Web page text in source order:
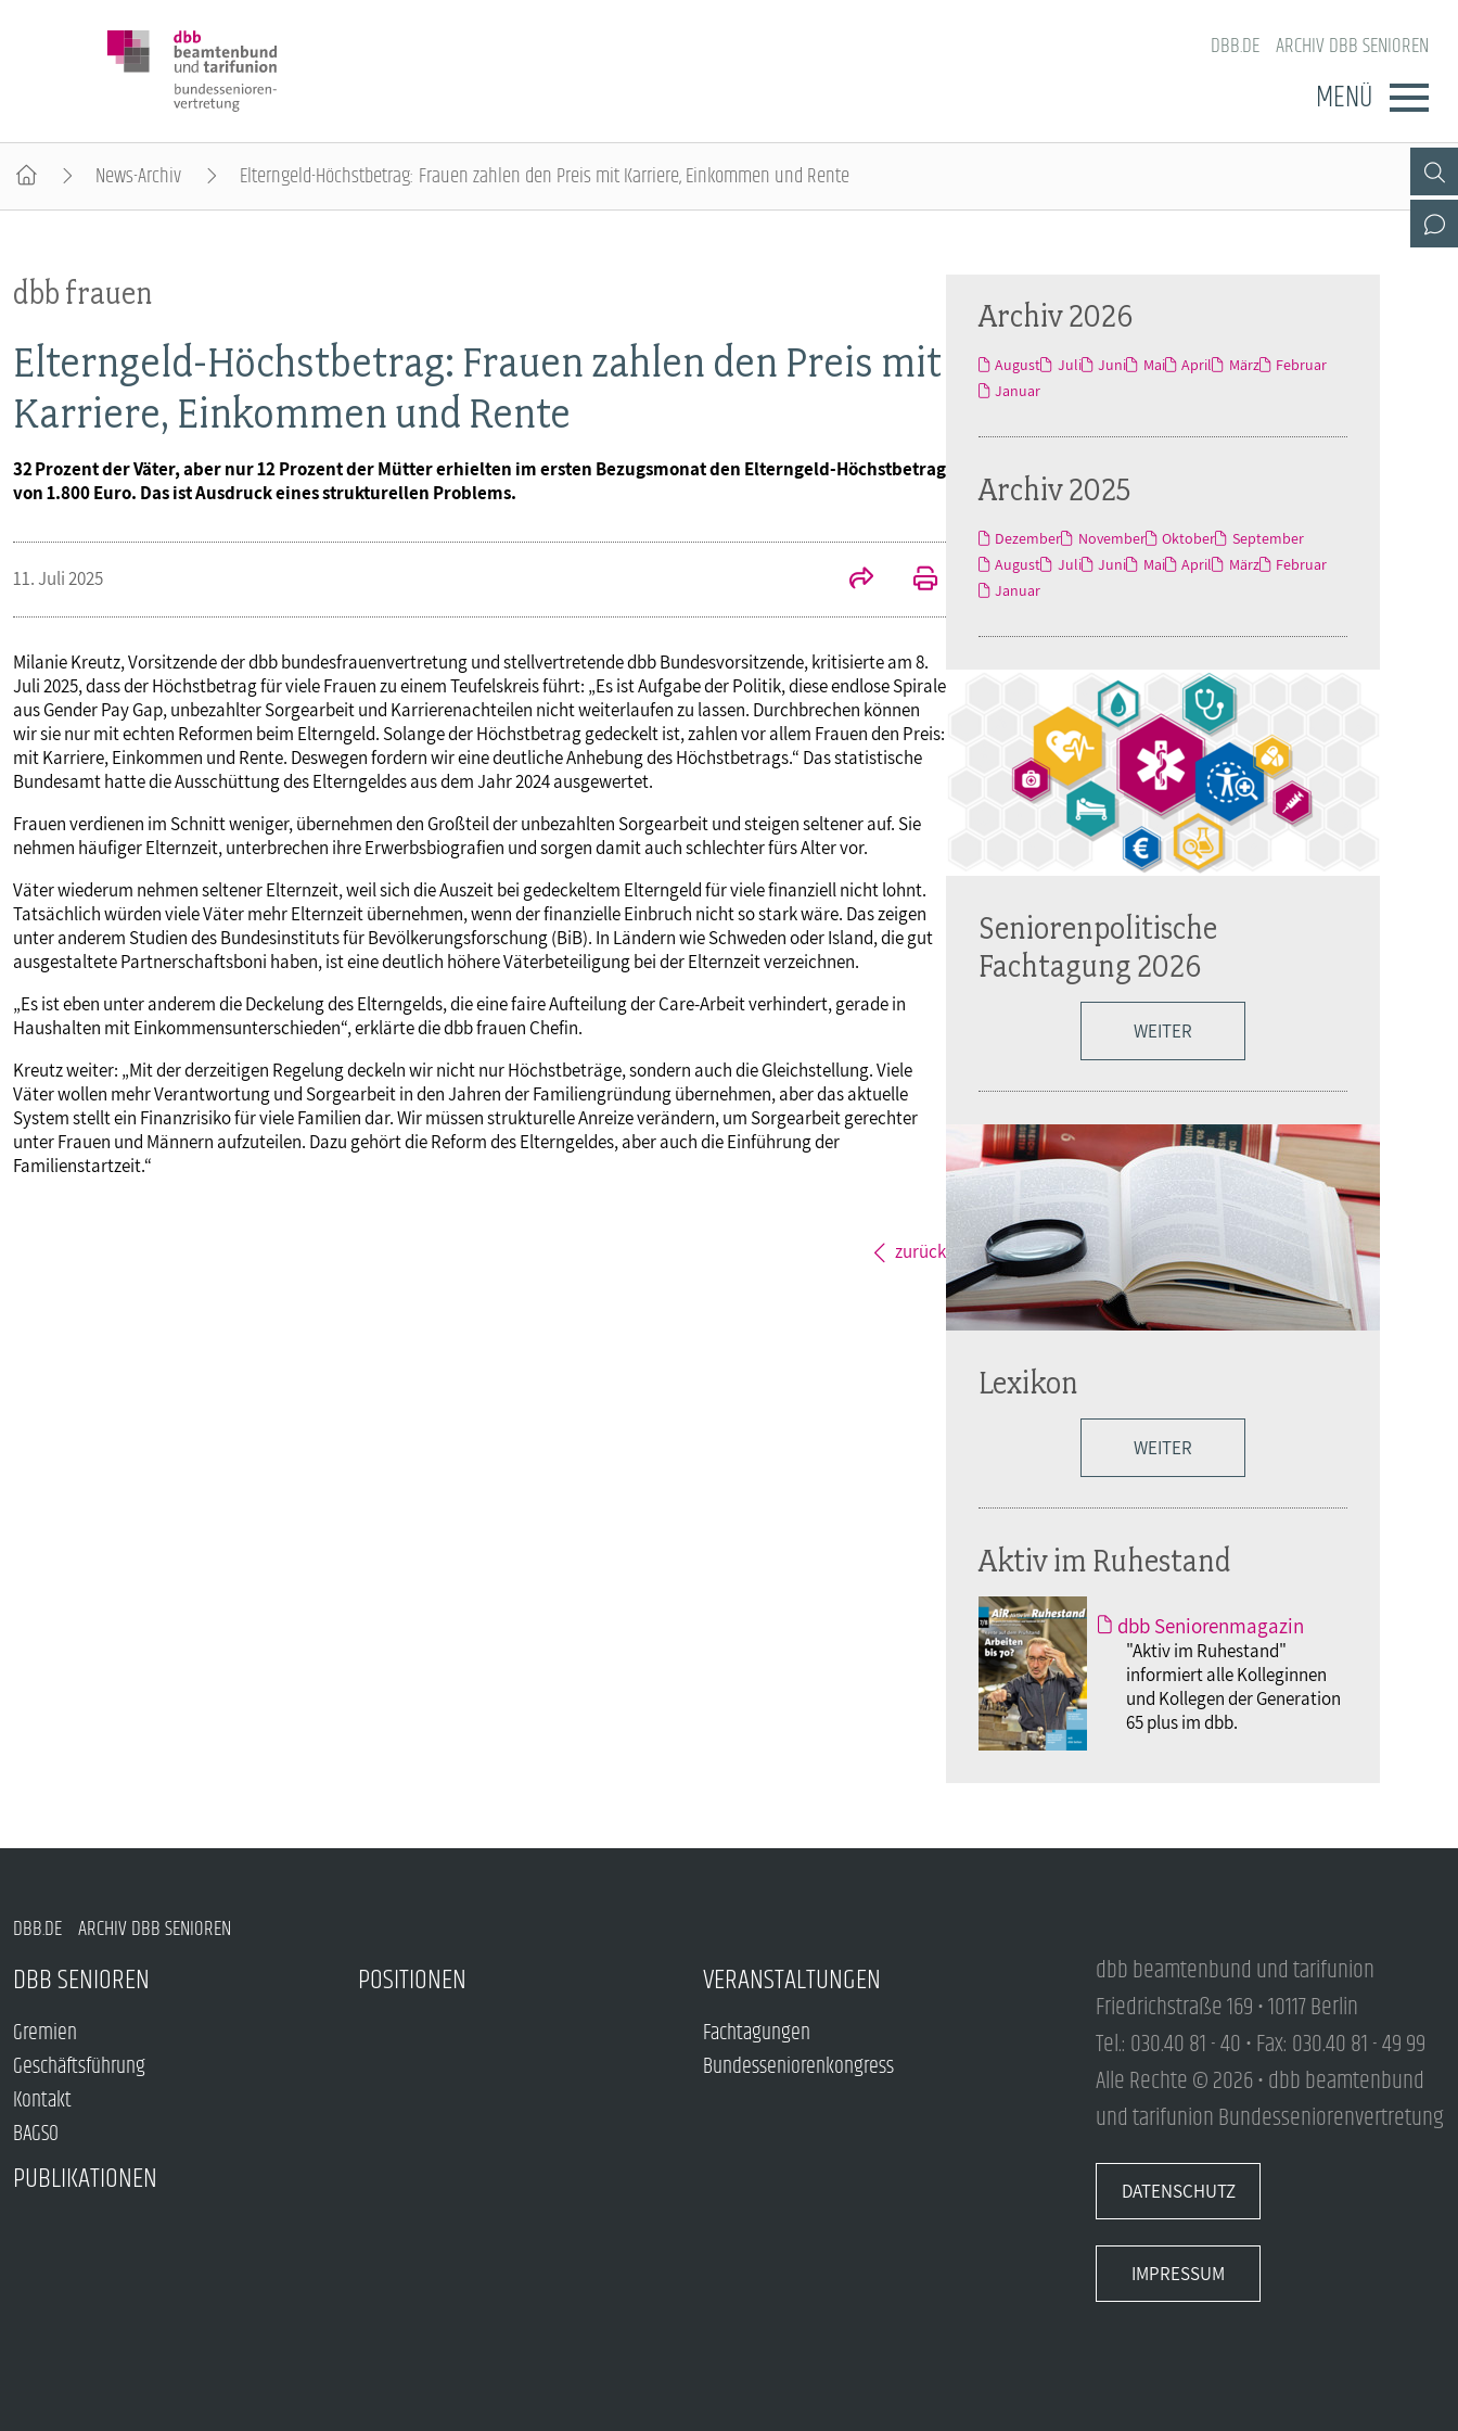
DBB.DE ARCHIV DBB SENIOREN
MENÜ
Geschäftsführung
Kontakt
POSITIONEN
VERANSTALTUNGEN
Bundesseniorenkongress
PUBLIKATIONEN
News-Archiv Elterngeld-Höchstbetrag: Frauen zahlen den Preis mit Karriere, Einkommen und Rente
dbb frauen
Elterngeld-Höchstbetrag: Frauen zahlen den Preis mit
Karriere, Einkommen und Rente
32 Prozent der Väter, aber nur 12 Prozent der Mütter erhielten im ersten Bezugsmonat den Elterngeld-Höchstbetrag
von 1.800 Euro. Das ist Ausdruck eines strukturellen Problems.
11. Juli 2025
Milanie Kreutz, Vorsitzende der dbb bundesfrauenvertretung und stellvertretende dbb Bundesvorsitzende, kritisierte am 8.
Juli 2025, dass der Höchstbetrag für viele Frauen zu einem Teufelskreis führt: „Es ist Aufgabe der Politik, diese endlose Spirale
aus Gender Pay Gap, unbezahlter Sorgearbeit und Karrierenachteilen nicht weiterlaufen zu lassen. Durchbrechen können
wir sie nur mit echten Reformen beim Elterngeld. Solange der Höchstbetrag gedeckelt ist, zahlen vor allem Frauen den Preis:
mit Karriere, Einkommen und Rente. Deswegen fordern wir eine deutliche Anhebung des Höchstbetrags.“ Das statistische
Bundesamt hatte die Ausschüttung des Elterngeldes aus dem Jahr 2024 ausgewertet.
Frauen verdienen im Schnitt weniger, übernehmen den Großteil der unbezahlten Sorgearbeit und steigen seltener auf. Sie
nehmen häufiger Elternzeit, unterbrechen ihre Erwerbsbiografien und sorgen damit auch schlechter fürs Alter vor.
Väter wiederum nehmen seltener Elternzeit, weil sich die Auszeit bei gedeckeltem Elterngeld für viele finanziell nicht lohnt.
Tatsächlich würden viele Väter mehr Elternzeit übernehmen, wenn der finanzielle Einbruch nicht so stark wäre. Das zeigen
unter anderem Studien des Bundesinstituts für Bevölkerungsforschung (BiB). In Ländern wie Schweden oder Island, die gut
ausgestaltete Partnerschaftsboni haben, ist eine deutlich höhere Väterbeteiligung bei der Elternzeit verzeichnen.
„Es ist eben unter anderem die Deckelung des Elterngelds, die eine faire Aufteilung der Care-Arbeit verhindert, gerade in
Haushalten mit Einkommensunterschieden“, erklärte die dbb frauen Chefin.
Kreutz weiter: „Mit der derzeitigen Regelung deckeln wir nicht nur Höchstbeträge, sondern auch die Gleichstellung. Viele
Väter wollen mehr Verantwortung und Sorgearbeit in den Jahren der Familiengründung übernehmen, aber das aktuelle
System stellt ein Finanzrisiko für viele Familien dar. Wir müssen strukturelle Anreize verändern, um Sorgearbeit gerechter
unter Frauen und Männern aufzuteilen. Dazu gehört die Reform des Elterngeldes, aber auch die Einführung der
Familienstartzeit.“
zurück
Archiv 2026
August Juli Juni Mai April März
Februar
Januar
Archiv 2025
Dezember November Oktober
September
August
Juli Juni Mai April März
Februar
Januar
Seniorenpolitische
Fachtagung 2026
WEITER
Lexikon
WEITER
Aktiv im Ruhestand
dbb Seniorenmagazin
"Aktiv im Ruhestand"
informiert alle Kolleginnen
und Kollegen der Generation
65 plus im dbb.
DBB.DE ARCHIV DBB SENIOREN
DBB SENIOREN
Gremien
Geschäftsführung
Kontakt
BAGSO
POSITIONEN VERANSTALTUNGEN
Fachtagungen
Bundesseniorenkongress
PUBLIKATIONEN
dbb beamtenbund und tarifunion
Friedrichstraße 169 • 10117 Berlin
Tel.: 030.40 81 - 40 • Fax: 030.40 81 - 49 99
Alle Rechte © 2026 • dbb beamtenbund
und tarifunion Bundesseniorenvertretung
DATENSCHUTZ
IMPRESSUM